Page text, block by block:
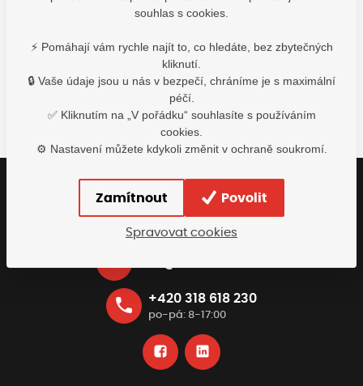
s DPH
Detail
Vyskladnění ihned
s DPH
Detail
Buďte s námi v kontaktu
Rádi vám pomůžeme najít nejvhodnější řešení
+420 318 618 230
po-pá: 8-17:00
souhlas s cookies.
⚡ Pomáhají vám rychle najít to, co hledáte, bez zbytečných
kliknutí.
🔒 Vaše údaje jsou u nás v bezpečí, chráníme je s maximální
péčí.
✅ Kliknutím na „V pořádku“ souhlasíte s používáním
cookies.
⚙️ Nastavení můžete kdykoli změnit v ochraně soukromí.
Zamítnout Povolit
Spravovat cookies